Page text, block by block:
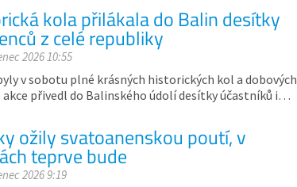
kola přilákala do Balin desítky
z celé republiky
2026 10:55
v sobotu plné krásných historických kol a dobových
akce přivedl do Balinského údolí desítky účastníků i…
ožily svatoanenskou poutí, v
teprve bude
2026 9:19